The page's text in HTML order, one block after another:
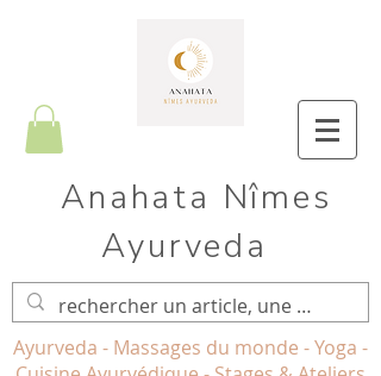
Anahata Nîmes
Ayurveda
Ayurveda - Massages du monde - Yoga -